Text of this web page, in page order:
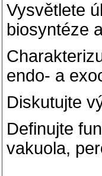
Vysvětlete
biosyntéze
endo- a
Diskutujte
Definujte
vakuola,